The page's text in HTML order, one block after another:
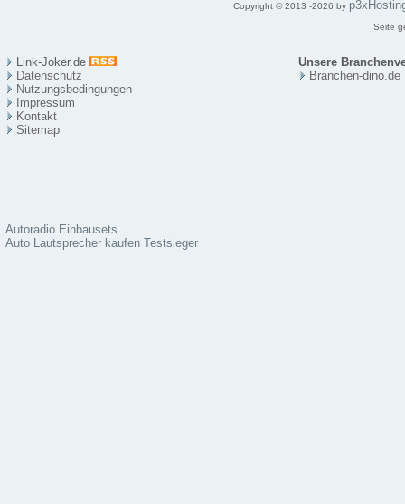
Copyright © 2013 -2026 by
Seite
Link-Joker.de
Unsere
Datenschutz
Nutzungsbedingungen
Impressum
Kontakt
Sitemap
Branchen-dino.de
Autoradio Einbausets
Auto Lautsprecher kaufen Testsieger